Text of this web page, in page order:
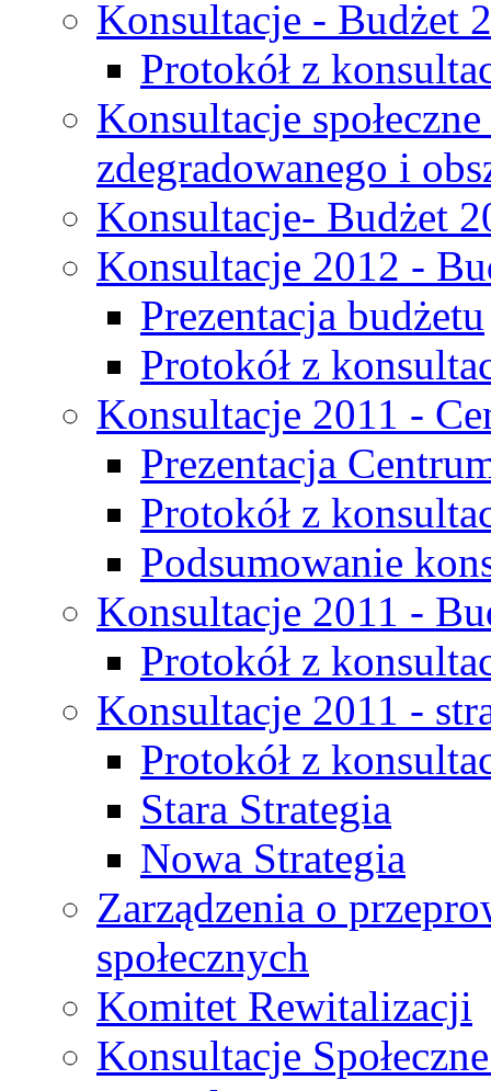
Konsultacje - Budżet
Protokół z
Konsultacje
zdegradowanego i
Konsultacje- Budżet
Konsultacje 2012 -
Prezentacja budżetu
Protokół z
Konsultacje 2011 -
Prezentacja
Protokół z
Podsumowanie
Konsultacje 2011 -
Protokół z
Konsultacje 2011 -
Protokół z
Stara Strategia
Nowa Strategia
Zarządzenia o
społecznych
Komitet Rewitalizacji
Konsultacje